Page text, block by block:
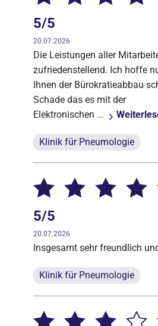
5/5
20.07.2026
Die Leistungen aller
zufriedenstellend. Ich hoffe
Ihnen der Bürokratieabbau
Schade das es mit der
Elektronischen ...
Klinik für Pneumologie
5/5
20.07.2026
Insgesamt sehr freundlich
Klinik für Pneumologie